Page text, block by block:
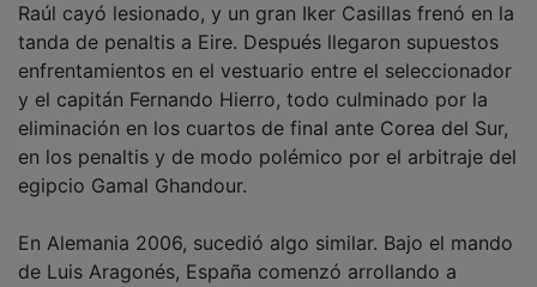
tanda de penaltis a Eire. Después llegaron supuestos
enfrentamientos en el vestuario entre el seleccionador
y el capitán Fernando Hierro, todo culminado por la
eliminación en los cuartos de final ante Corea del Sur,
en los penaltis y de modo polémico por el arbitraje del
egipcio Gamal Ghandour.
de Luis Aragonés, España comenzó arrollando a